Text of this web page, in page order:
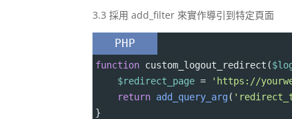
3.3 採用 add_filter 來實作導引到特定頁面
PHP
function custom_logout_redirect (
$redirect_page = 'https://
return add_query_arg(
}